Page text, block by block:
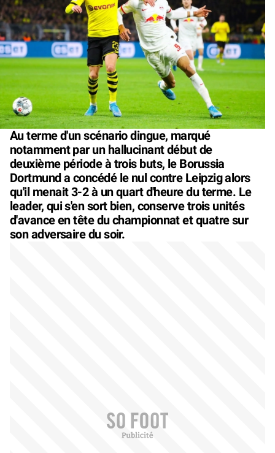
Au terme d'un scénario dingue, marqué
notamment par un hallucinant début de
deuxième période à trois buts, le Borussia
Dortmund a concédé le nul contre Leipzig alors
qu'il menait 3-2 à un quart d'heure du terme. Le
leader, qui s'en sort bien, conserve trois unités
d'avance en tête du championnat et quatre sur
son adversaire du soir.